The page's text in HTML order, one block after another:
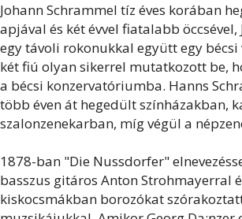
Johann Schrammel tíz éves korában
apjával és két évvel fiatalabb
egy távoli rokonukkal együtt egy bécsi
két fiú olyan sikerrel mutatkozott be,
a bécsi konzervatóriumba. Hanns
több éven át hegedült színházakban,
szalonzenekarban, míg végül a
1878-ban "Die Nussdorfer"
basszus gitáros Anton Strohmayerral
kiskocsmákban borozókat